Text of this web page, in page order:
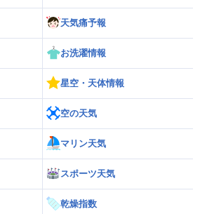
天気痛予報
お洗濯情報
星空・天体情報
空の天気
マリン天気
スポーツ天気
乾燥指数